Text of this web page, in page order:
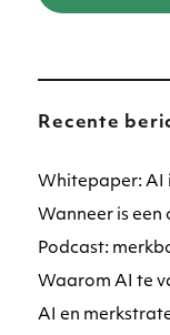
Recente
Whitepaper: AI
Wanneer is
Podcast:
Waarom AI te
AI en